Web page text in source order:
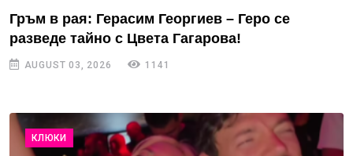
Гръм в рая: Герасим Георгиев – Геро се
разведе тайно с Цвета Гагарова!
AUGUST 03, 2026 1141
КЛЮКИ